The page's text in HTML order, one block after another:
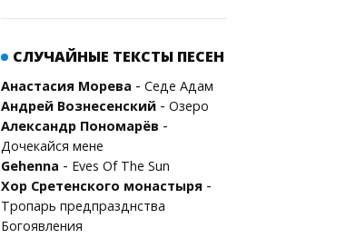
СЛУЧАЙНЫЕ ТЕКСТЫ ПЕСЕН
Анастасия Морева - Седе Адам
Андрей Вознесенский - Озеро
Александр Пономарёв -
Дочекайся мене
Gehenna - Eves Of The Sun
Хор Сретенского монастыря -
Тропарь предпразднства
Богоявления